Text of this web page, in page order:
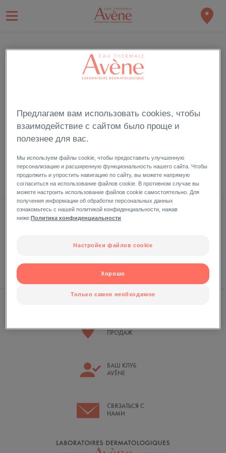
ВХОД
Подпишитесь и пользуйтесь привилегиями члена Eau Thermale
Забыли пароль?
МОЯ ПОДПИСКА НА НОВОСТИ
СОЗДАТЬ АККАУНТ
ПРОДАЖ
ВАШ КЛУБ
AVÈNE
СВЯЗАТЬСЯ С
НАМИ
Предлагаем вам использовать cookies, чтобы
взаимодействие с сайтом было проще и
полезнее для вас.
Мы используем файлы cookie, чтобы предоставить улучшенную
персонализацию и расширенную функциональность нашего сайта. Чтобы
продолжить и упростить навигацию по сайту, вы можете напрямую
согласиться на использование файлов cookie. В противном случае вы
можете настроить использование файлов cookie самостоятельно. Для
получения информации об обработке персональных данных
ознакомьтесь с нашей политикой конфиденциальности, нажав
ниже: Политика конфиденциальности
Настройки файлов cookie
Только самое необходимое
Хорошо